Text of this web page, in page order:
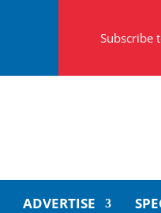
Subscribe
ADVERTISE